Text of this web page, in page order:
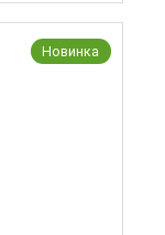
Новинка